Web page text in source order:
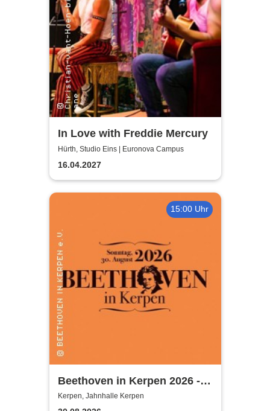
In Love with Freddie Mercury
Hürth, Studio Eins | Euronova Campus
16.04.2027
15:00 Uhr
Beethoven in Kerpen 2026 -
Sommerkonzerte 2026
Kerpen, Jahnhalle Kerpen